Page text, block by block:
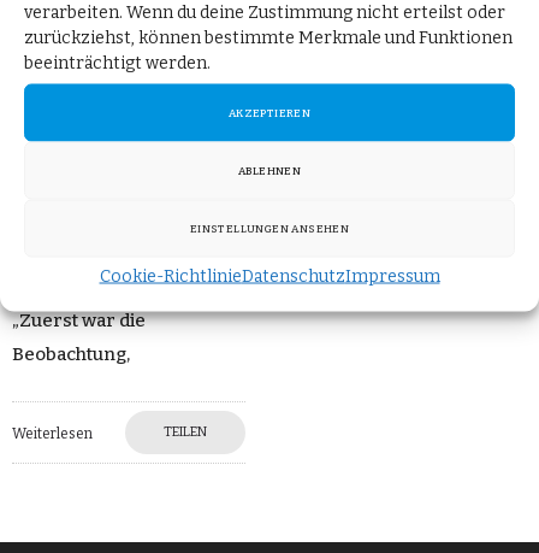
verarbeiten. Wenn du deine Zustimmung nicht erteilst oder
zurückziehst, können bestimmte Merkmale und Funktionen
beeinträchtigt werden.
AKZEPTIEREN
ABLEHNEN
EINSTELLUNGEN ANSEHEN
Cookie-RichtlinieDatenschutzImpressum
Bundeskartellamts, man
habe keine Hinweise auf
illegale Preisabsprachen
Tobias Matthias Peterka:
„Zuerst war die
Beobachtung,
Weiterlesen TEILEN